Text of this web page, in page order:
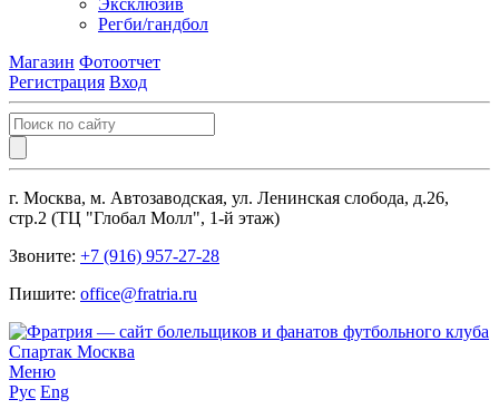
Эксклюзив
Регби/гандбол
Магазин Фотоотчет
Регистрация Вход
г. Москва, м. Автозаводская, ул. Ленинская слобода, д.26,
стр.2 (ТЦ "Глобал Молл", 1-й этаж)
Звоните: +7 (916) 957-27-28
Пишите: office@fratria.ru
Меню
Рус Eng